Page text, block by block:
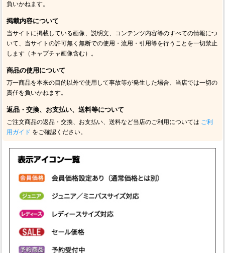
負いかねます。
掲載内容について
当サイトに掲載している画像、説明文、コンテンツ内容等のすべての情報につ
いて、当サイトの許可無く無断での使用・流用・引用等を行うことを一切禁止
します（キャプチャ画像含む）。
商品の使用について
万一商品を本来の目的以外で使用して事故等が発生した場合、当店では一切の
責任を負いかねます。
返品・交換、お支払い、送料等について
ご注文商品の返品・交換、お支払い、送料など当店のご利用については ご利
用ガイド をご確認ください。